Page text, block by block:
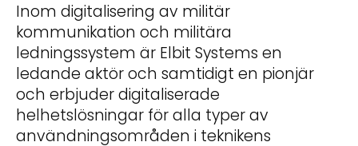
Inom digitalisering av militär
kommunikation och militära
ledningssystem är Elbit Systems en
ledande aktör och samtidigt en pionjär
och erbjuder digitaliserade
helhetslösningar för alla typer av
användningsområden i teknikens